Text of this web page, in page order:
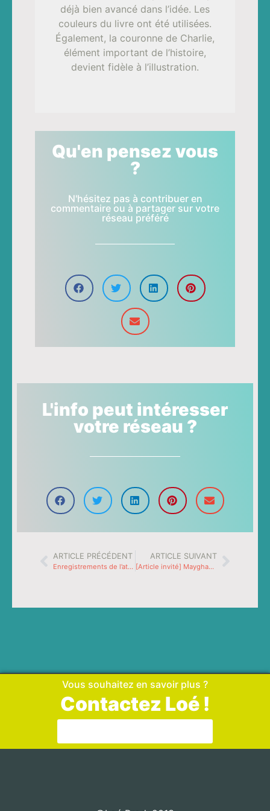
déjà bien avancé dans l’idée. Les
couleurs du livre ont été utilisées.
Également, la couronne de Charlie,
élément important de l’histoire,
devient fidèle à l’illustration.
Qu'en pensez vous
?
N'hésitez pas à contribuer en
commentaire ou à partager sur votre
réseau préféré
L'info peut intéresser
votre réseau ?
ARTICLE PRÉCÉDENT
Enregistrements de l’atelier Pinterest
ARTICLE SUIVANT
[Article invité] Mayghan DOLMY créatrice des livres La boîte de Charlie
Vous souhaitez en savoir plus ?
Contactez Loé !